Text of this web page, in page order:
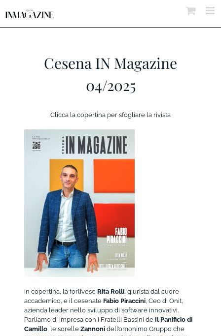
Cesena IN Magazine
04/2025
Clicca la copertina per sfogliare la rivista
In copertina, la forlivese Rita Rolli, giurista dal cuore
accademico, e il cesenate Fabio Piraccini, Ceo di Onit,
azienda leader nello sviluppo di software innovativi.
Parliamo di impresa con i Fratelli Bassini de Il Panificio di
Camillo, le sorelleZannoni dell’omonimo Gruppo che